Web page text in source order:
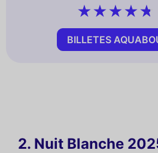
BILLETES
2. Nuit Blanche